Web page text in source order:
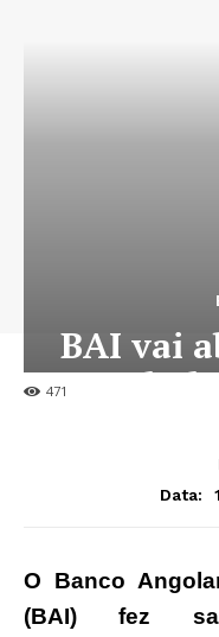
471
BAI vai
Data:
O Banco
(BAI) fez